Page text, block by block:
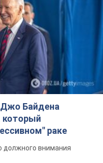
Джо Байдена
который
раке
должного внимания